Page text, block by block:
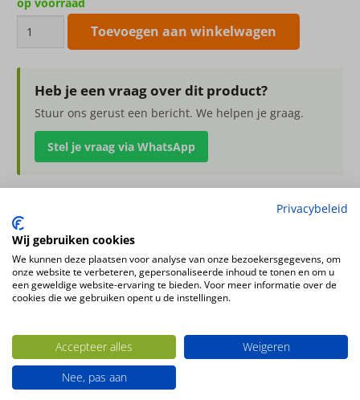
vertakt,
bessentoeven
80cm
aantal
Toevoegen aan winkelwagen
Heb je een vraag over dit product?
Stuur ons gerust een bericht. We helpen je graag.
Stel je vraag via WhatsApp
Bessentak, 6x vertakt, 21 bessentoeven 80cm
Kleur
bruin
Bloemsoort
Ook interessant
Privacybeleid
Wij gebruiken cookies
We kunnen deze plaatsen voor analyse van onze bezoekersgegevens, om
onze website te verbeteren, gepersonaliseerde inhoud te tonen en om u
een geweldige website-ervaring te bieden. Voor meer informatie over de
cookies die we gebruiken opent u de instellingen.
Accepteer alles
Weigeren
Nee, pas aan